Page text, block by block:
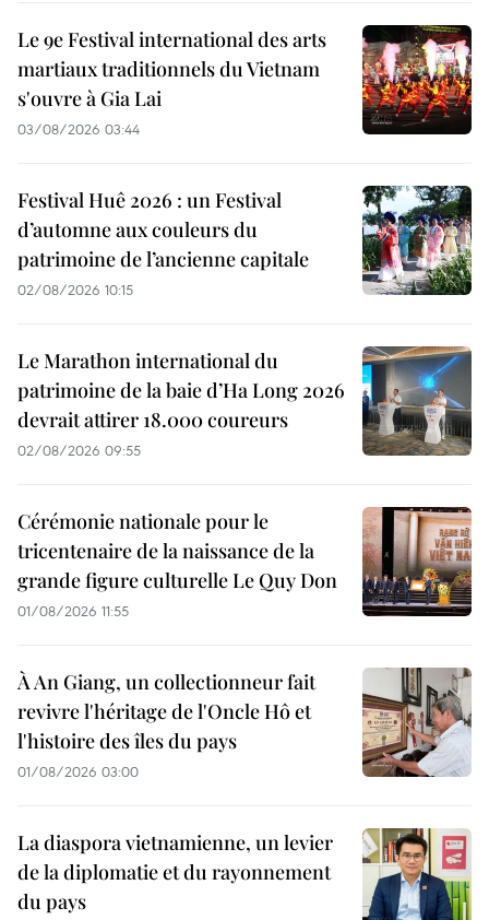
Le 9e Festival international des arts
martiaux traditionnels du Vietnam
s'ouvre à Gia Lai
03/08/2026 03:44
Festival Huê 2026 : un Festival
d’automne aux couleurs du
patrimoine de l’ancienne capitale
02/08/2026 10:15
Le Marathon international du
patrimoine de la baie d’Ha Long 2026
devrait attirer 18.000 coureurs
02/08/2026 09:55
Cérémonie nationale pour le
tricentenaire de la naissance de la
grande figure culturelle Le Quy Don
01/08/2026 11:55
À An Giang, un collectionneur fait
revivre l'héritage de l'Oncle Hô et
l'histoire des îles du pays
01/08/2026 03:00
La diaspora vietnamienne, un levier
de la diplomatie et du rayonnement
du pays